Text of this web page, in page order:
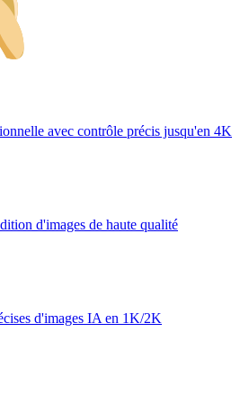
avec contrôle précis jusqu'en 4K
d'images de haute qualité
d'images IA en 1K/2K